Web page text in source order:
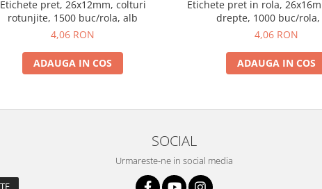
Etichete pret, 26x12mm, colturi
rotunjite, 1500 buc/rola, alb
4,06 RON
ADAUGA IN COS
Etichete pret in rola,
drepte, 1000 buc/rola,
4,06 RON
ADAUGA IN COS
SOCIAL
Urmareste-ne in social media